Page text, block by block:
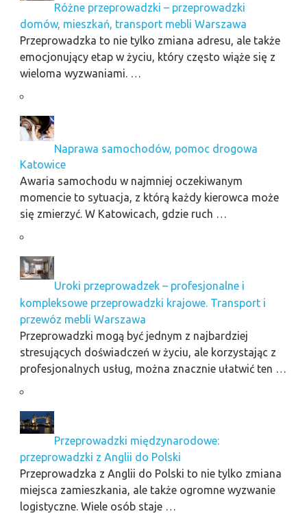
Różne przeprowadzki – przeprowadzki
domów, mieszkań, transport mebli Warszawa
Przeprowadzka to nie tylko zmiana adresu, ale także
emocjonujący etap w życiu, który często wiąże się z
wieloma wyzwaniami. …
Naprawa samochodów, pomoc drogowa
Katowice
Awaria samochodu w najmniej oczekiwanym
momencie to sytuacja, z którą każdy kierowca może
się zmierzyć. W Katowicach, gdzie ruch …
Uroki przeprowadzek – profesjonalne i
kompleksowe przeprowadzki krajowe. Transport i
przewóz mebli Warszawa
Przeprowadzki mogą być jednym z najbardziej
stresujących doświadczeń w życiu, ale korzystając z
profesjonalnych usług, można znacznie ułatwić ten …
Przeprowadzki międzynarodowe:
przeprowadzki z Anglii do Polski
Przeprowadzka z Anglii do Polski to nie tylko zmiana
miejsca zamieszkania, ale także ogromne wyzwanie
logistyczne. Wiele osób staje …